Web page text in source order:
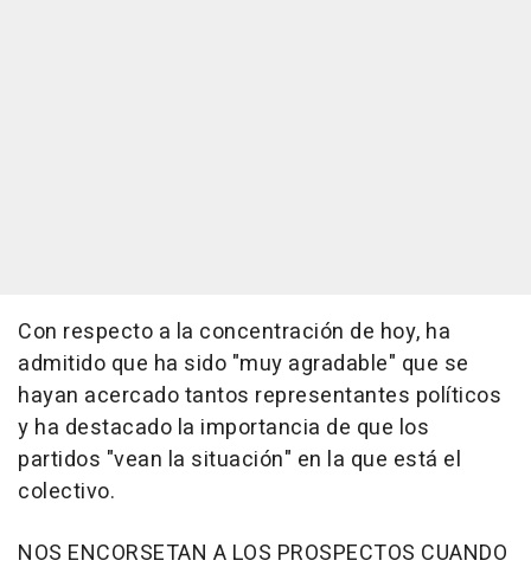
Con respecto a la concentración de hoy, ha
admitido que ha sido "muy agradable" que se
hayan acercado tantos representantes políticos
y ha destacado la importancia de que los
partidos "vean la situación" en la que está el
colectivo.
NOS ENCORSETAN A LOS PROSPECTOS CUANDO